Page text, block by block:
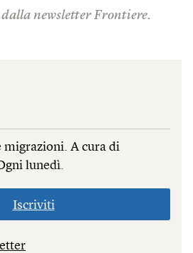
newsletter Frontiere.
migrazioni. A cura di
lunedì.
Iscriviti